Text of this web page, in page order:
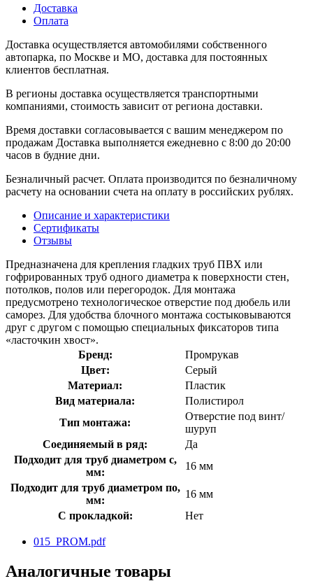
Доставка
Оплата
Доставка осуществляется автомобилями собственного
автопарка, по Москве и МО, доставка для постоянных
клиентов бесплатная.
В регионы доставка осуществляется транспортными
компаниями, стоимость зависит от региона доставки.
Время доставки согласовывается с вашим менеджером по
продажам Доставка выполняется ежедневно с 8:00 до 20:00
часов в будние дни.
Безналичный расчет. Оплата производится по безналичному
расчету на основании счета на оплату в российских рублях.
Описание и характеристики
Сертификаты
Отзывы
Предназначена для крепления гладких труб ПВХ или
гофрированных труб одного диаметра к поверхности стен,
потолков, полов или перегородок. Для монтажа
предусмотрено технологическое отверстие под дюбель или
саморез. Для удобства блочного монтажа состыковываются
друг с другом с помощью специальных фиксаторов типа
«ласточкин хвост».
Бренд:
Промрукав
Цвет:
Серый
Материал:
Пластик
Вид материала:
Полистирол
Тип монтажа:
Отверстие под винт/
шуруп
Соединяемый в ряд:
Да
Подходит для труб диаметром с,
мм:
16 мм
Подходит для труб диаметром по,
мм:
16 мм
С прокладкой:
Нет
015_PROM.pdf
Аналогичные товары